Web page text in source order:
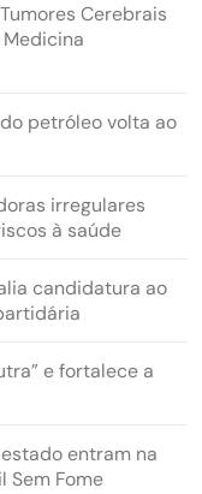
Cerebrais
petróleo volta ao
irregulares
à saúde
candidatura ao
e fortalece a
entram na
Sem Fome